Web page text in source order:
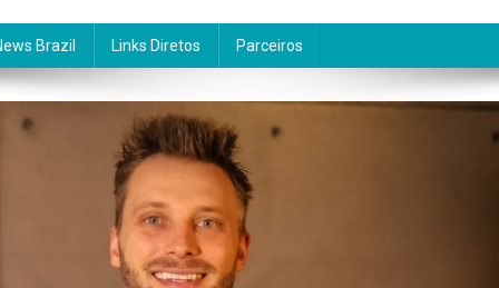
Brazil Links Diretos Parceiros